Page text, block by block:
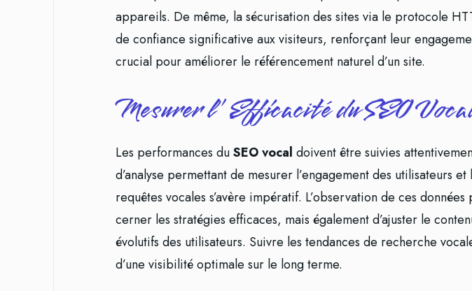
appareils. De même, la sécurisation des sites via le protocole
de confiance significative aux visiteurs, renforçant leur
crucial pour améliorer le référencement naturel d’un site.
Mesurer l’Efficacité du SEO
Les performances duSEO vocal doivent être suivies
d’analyse permettant de mesurer l’engagement des utilisateurs
requêtes vocales s’avère impératif. L’observation de ces
cerner les stratégies efficaces, mais également d’ajuster le
évolutifs des utilisateurs. Suivre les tendances de recherche
d’une visibilité optimale sur le long terme.